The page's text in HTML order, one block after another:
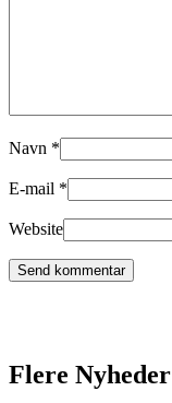
Navn *
E-mail *
Website
Flere Nyheder